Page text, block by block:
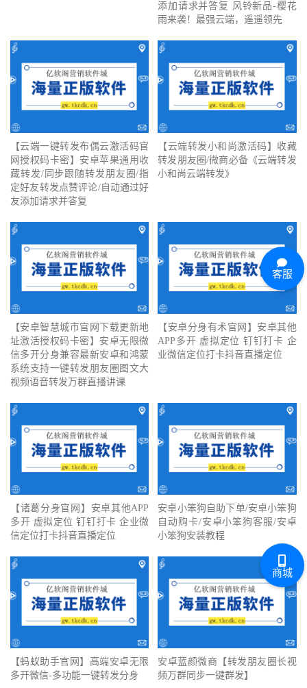
添加请求并答复 风铃新品-樱花
雨来袭！最强云端，遥遥领先
【云端一键转发布偶云激活码官
网授权码卡密】安卓苹果通用收
藏转发/同步跟随转发朋友圈/指
定好友转发点赞评论/自动通过好
友添加请求并答复
【云端转发小和尚激活码】收藏
转发朋友圈/微商必备《云端转发
小和尚云端转发》
【安卓智慧城市官网下载更新地
址激活授权码卡密】安卓无限微
信多开分身兼容最新安卓和鸿蒙
系统支持一键转发朋友圈图文大
视频语音转发万群直播讲课
【安卓分身有术官网】安卓其他
APP多开 虚拟定位 钉钉打卡 企
业微信定位打卡抖音直播定位
【诸葛分身官网】安卓其他APP
多开 虚拟定位 钉钉打卡 企业微
信定位打卡抖音直播定位
安卓小笨狗自助下单/安卓小笨狗
自动购卡/安卓小笨狗客服/安卓
小笨狗安装教程
【蚂蚁助手官网】高端安卓无限
多开微信-多功能一键转发分身
安卓蓝颜微商【转发朋友圈长视
频万群同步一键群发】
客服
商城